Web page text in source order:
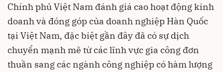
Chính phủ Việt Nam đánh giá cao hoạt động kinh
doanh và đóng góp của doanh nghiệp Hàn Quốc
tại Việt Nam, đặc biệt gần đây đã có sự dịch
chuyển mạnh mẽ từ các lĩnh vực gia công đơn
thuần sang các ngành công nghiệp có hàm lượng